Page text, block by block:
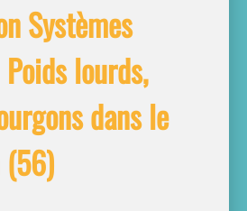
Systèmes
lourds,
dans le
(56)